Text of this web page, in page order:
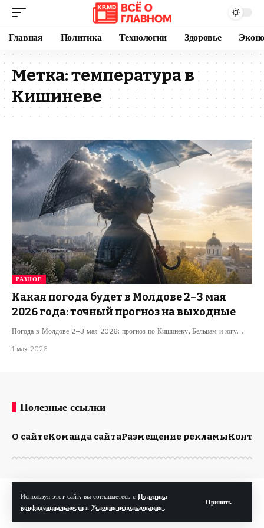
Используя этот сайт, вы соглашаетесь с Политика
конфиденциальности и Условия использования .
Принять
Главная Политика Технологии Здоровье
Метка:температура в
Кишиневе
РАЗНОЕ
Какая погода будет в Молдове 2–3 мая
2026 года: точный прогноз на выходные
Погода в Молдове 2–3 мая 2026: прогноз по Кишиневу, Бельцам и югу…
1 мая 2026
Полезные ссылки
О сайтеКоманда сайтаРазмещение рекламы
© Kp.md. Все права защищены.